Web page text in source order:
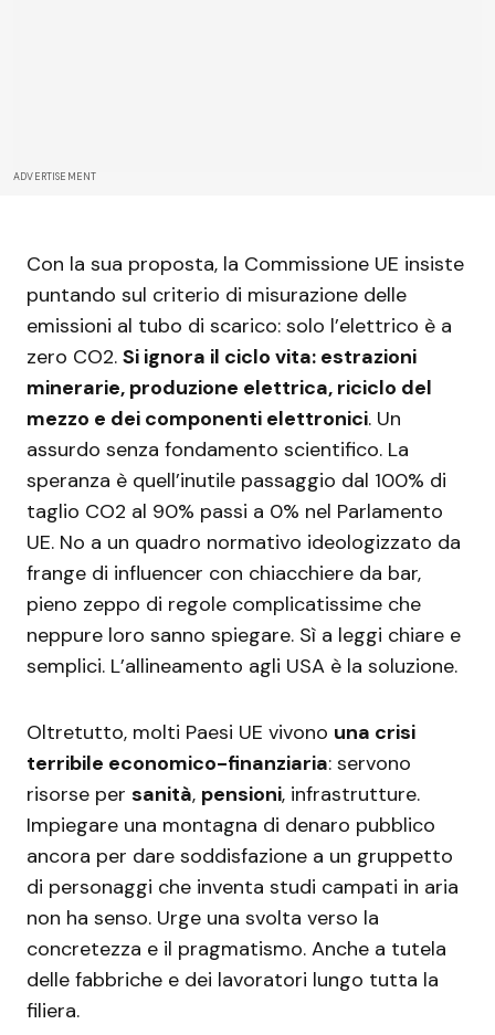
ADVERTISEMENT
Con la sua proposta, la Commissione UE insiste
puntando sul criterio di misurazione delle
emissioni al tubo di scarico: solo l’elettrico è a
zero CO2. Si ignora il ciclo vita: estrazioni
minerarie, produzione elettrica, riciclo del
mezzo e dei componenti elettronici. Un
assurdo senza fondamento scientifico. La
speranza è quell’inutile passaggio dal 100% di
taglio CO2 al 90% passi a 0% nel Parlamento
UE. No a un quadro normativo ideologizzato da
frange di influencer con chiacchiere da bar,
pieno zeppo di regole complicatissime che
neppure loro sanno spiegare. Sì a leggi chiare e
semplici. L’allineamento agli USA è la soluzione.
Oltretutto, molti Paesi UE vivono una crisi
terribile economico-finanziaria: servono
risorse per sanità, pensioni, infrastrutture.
Impiegare una montagna di denaro pubblico
ancora per dare soddisfazione a un gruppetto
di personaggi che inventa studi campati in aria
non ha senso. Urge una svolta verso la
concretezza e il pragmatismo. Anche a tutela
delle fabbriche e dei lavoratori lungo tutta la
filiera.